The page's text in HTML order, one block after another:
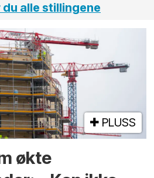
du alle stillingene
PLUSS
økte